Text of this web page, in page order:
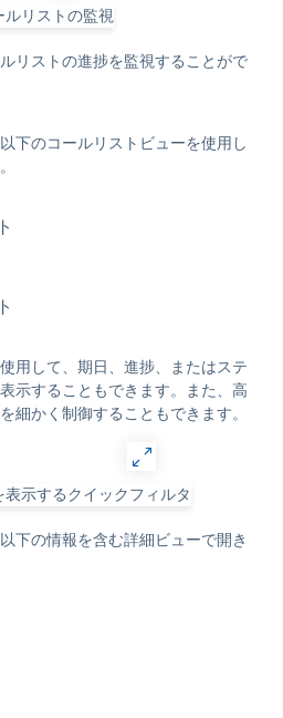
リストの進捗を監視することがで
下のコールリストビューを使用し
用して、期日、進捗、またはステ
示することもできます。また、高
細かく制御することもできます。
下の情報を含む詳細ビューで開き